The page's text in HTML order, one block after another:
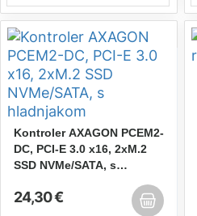
Kontroler AXAGON PCEM2-
DC, PCI-E 3.0 x16, 2xM.2
SSD NVMe/SATA, s
24,30 €